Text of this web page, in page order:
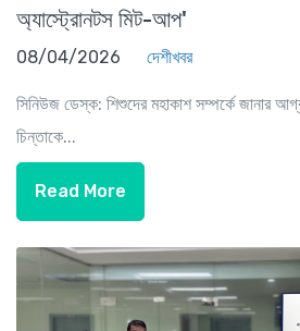
অ্যাস্ট্রোনটস মিট-আপ'
08/04/2026 দেশীখবর
সিনিউজ ডেস্ক: শিশুদের মহাকাশ সম্পর্কে জানার
চিন্তাকে...
Read More